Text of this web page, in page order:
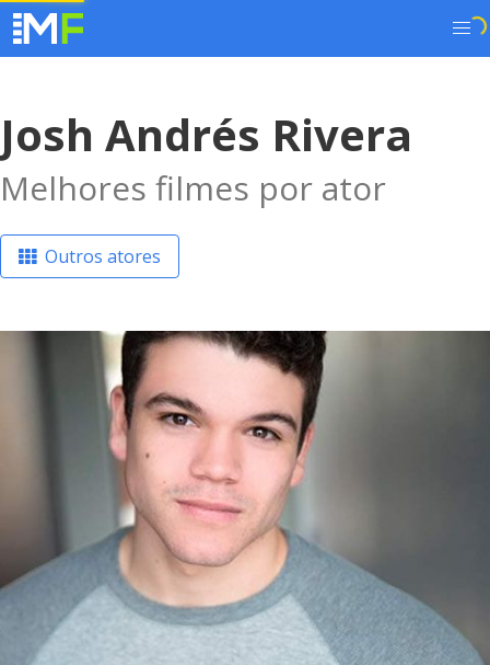
Josh Andrés Rivera
Melhores filmes por ator
Outros atores